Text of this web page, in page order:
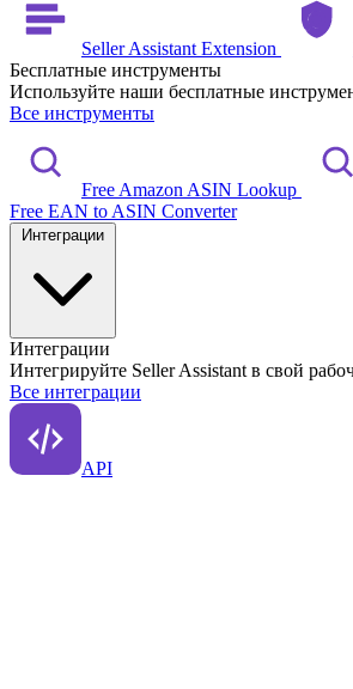
Seller Assistant Extension
Бесплатные инструменты
Используйте наши бесплатные
Все инструменты
Free Amazon ASIN Lookup
Free EAN to ASIN Converter
Интеграции
Интегрируйте Seller Assistant в свой
Все интеграции
API